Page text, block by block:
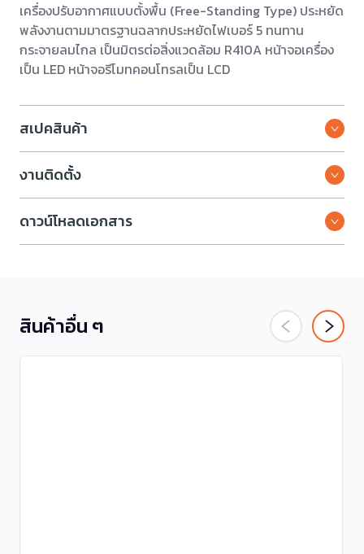
เครื่องปรับอากาศแบบตั้งพื้น (Free-Standing Type) ประหยัด
พลังงานตามมาตรฐานฉลากประหยัดไฟเบอร์ 5 ทนทาน
กระจายลมไกล เป็นมิตรต่อสิ่งแวดล้อม R410A หน้าจอเครื่อง
เป็น LED หน้าจอรีโมทคอนโทรลเป็น LCD
สเปคสินค้า
งานติดตั้ง
ดาวน์โหลดเอกสาร
สินค้าอื่น ๆ